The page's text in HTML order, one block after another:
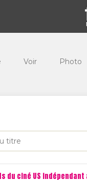
Voir Photo
du ciné US